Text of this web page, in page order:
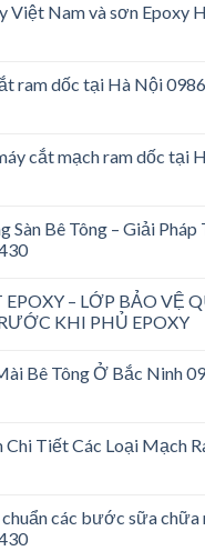
Việt Nam và sơn Epoxy
ram dốc tại Hà Nội
cắt mạch ram dốc tại
Sàn Bê Tông – Giải
EPOXY – LỚP BẢO VỆ
KHI PHỦ EPOXY
Bê Tông Ở Bắc Ninh
Chi Tiết Các Loại Mạch
các bước sữa chữa